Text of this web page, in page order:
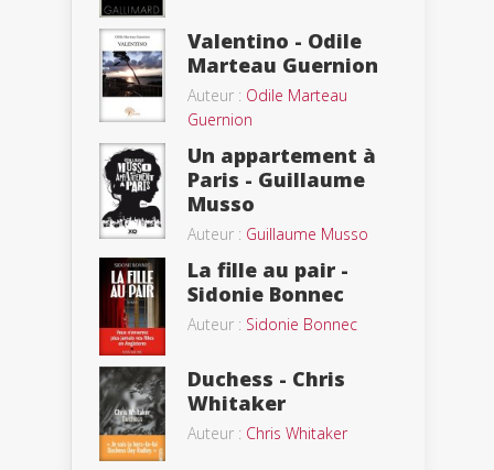
Valentino - Odile
Marteau Guernion
Auteur : Odile Marteau
Guernion
Un appartement à
Paris - Guillaume
Musso
Auteur : Guillaume Musso
La fille au pair -
Sidonie Bonnec
Auteur : Sidonie Bonnec
Duchess - Chris
Whitaker
Auteur : Chris Whitaker